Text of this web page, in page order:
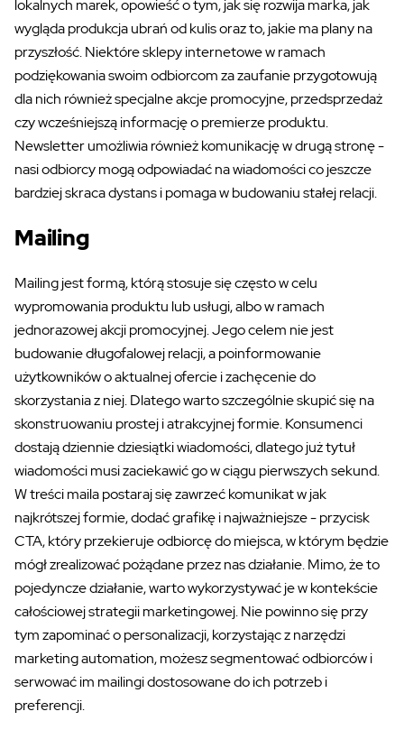
lokalnych marek, opowieść o tym, jak się rozwija marka, jak
wygląda produkcja ubrań od kulis oraz to, jakie ma plany na
przyszłość. Niektóre sklepy internetowe w ramach
podziękowania swoim odbiorcom za zaufanie przygotowują
dla nich również specjalne akcje promocyjne, przedsprzedaż
czy wcześniejszą informację o premierze produktu.
Newsletter umożliwia również komunikację w drugą stronę -
nasi odbiorcy mogą odpowiadać na wiadomości co jeszcze
bardziej skraca dystans i pomaga w budowaniu stałej relacji.
Mailing
Mailing jest formą, którą stosuje się często w celu
wypromowania produktu lub usługi, albo w ramach
jednorazowej akcji promocyjnej. Jego celem nie jest
budowanie długofalowej relacji, a poinformowanie
użytkowników o aktualnej ofercie i zachęcenie do
skorzystania z niej. Dlatego warto szczególnie skupić się na
skonstruowaniu prostej i atrakcyjnej formie. Konsumenci
dostają dziennie dziesiątki wiadomości, dlatego już tytuł
wiadomości musi zaciekawić go w ciągu pierwszych sekund.
W treści maila postaraj się zawrzeć komunikat w jak
najkrótszej formie, dodać grafikę i najważniejsze - przycisk
CTA, który przekieruje odbiorcę do miejsca, w którym będzie
mógł zrealizować pożądane przez nas działanie. Mimo, że to
pojedyncze działanie, warto wykorzystywać je w kontekście
całościowej strategii marketingowej. Nie powinno się przy
tym zapominać o personalizacji, korzystając z narzędzi
marketing automation, możesz segmentować odbiorców i
serwować im mailingi dostosowane do ich potrzeb i
preferencji.